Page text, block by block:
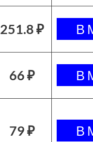
251.8 ₽
66 ₽
79 ₽